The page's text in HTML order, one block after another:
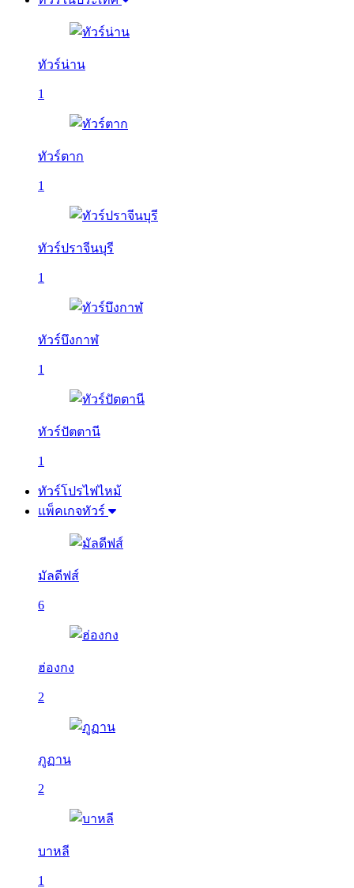
ทัวร์น่าน
1
ทัวร์ตาก
1
ทัวร์ปราจีนบุรี
1
ทัวร์บึงกาฬ
1
ทัวร์ปัตตานี
1
ทัวร์โปรไฟไหม้
แพ็คเกจทัวร์
มัลดีฟส์
6
ฮ่องกง
2
ภูฏาน
2
บาหลี
1